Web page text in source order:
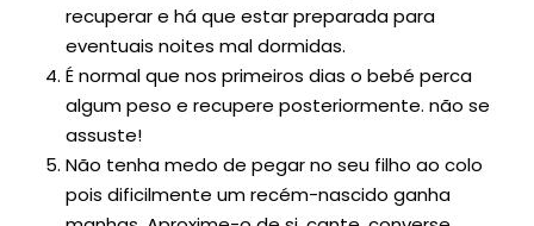
recuperar e há que estar preparada para
eventuais noites mal dormidas.
É normal que nos primeiros dias o bebé perca
algum peso e recupere posteriormente. não se
assuste!
Não tenha medo de pegar no seu filho ao colo
pois dificilmente um recém-nascido ganha